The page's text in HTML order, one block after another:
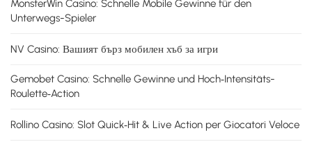
MonsterWin Casino: Schnelle Mobile Gewinne für den
Unterwegs-Spieler
NV Casino: Вашият бърз мобилен хъб за игри
Gemobet Casino: Schnelle Gewinne und Hoch‑Intensitäts-
Roulette‑Action
Rollino Casino: Slot Quick‑Hit & Live Action per Giocatori Veloce